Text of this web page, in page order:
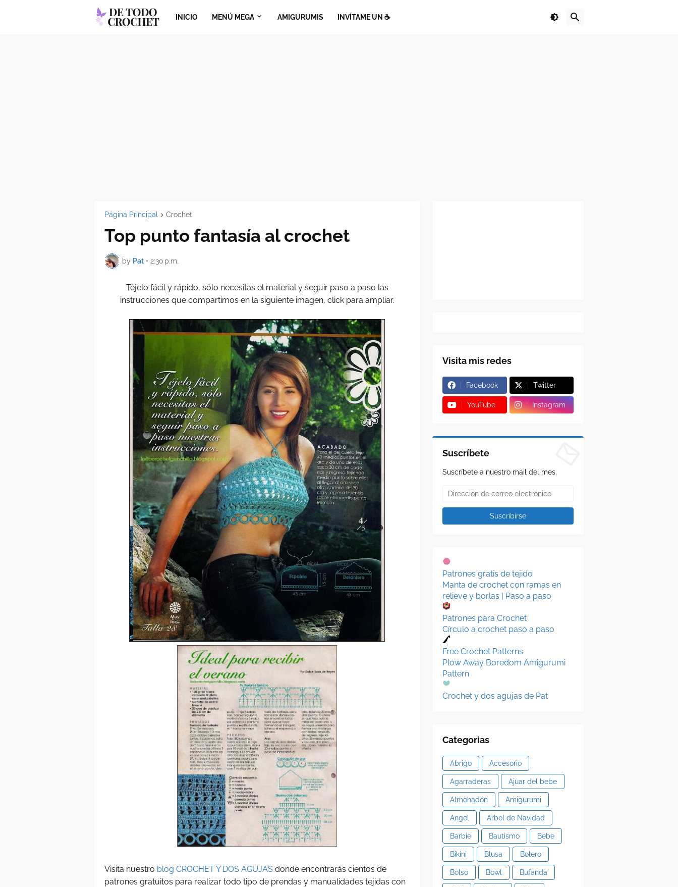
INICIO MENÚ MEGA AMIGURUMIS INVÍTAME UN ☕​
Página Principal Crochet
Top punto fantasía al crochet
by Pat • 2:30 p.m.
Téjelo fácil y rápido, sólo necesitas el material y seguir paso a paso las
instrucciones que compartimos en la siguiente imagen, click para ampliar.
Visita nuestro blog CROCHET Y DOS AGUJAS donde encontrarás cientos de
patrones gratuitos para realizar todo tipo de prendas y manualidades tejidas con
Visita mis redes
Facebook Twitter
YouTube Instagram
Suscríbete
Suscríbete a nuestro mail del mes.
Patrones gratis de tejido
Manta de crochet con ramas en
relieve y borlas | Paso a paso
Patrones para Crochet
Círculo a crochet paso a paso
Free Crochet Patterns
Plow Away Boredom Amigurumi
Pattern
Crochet y dos agujas de Pat
Categorias
Abrigo Accesorio
Agarraderas Ajuar del bebe
Almohadón Amigurumi
Angel Arbol de Navidad
Barbie Bautismo Bebe
Bikini Blusa Bolero
Bolso Bowl Bufanda